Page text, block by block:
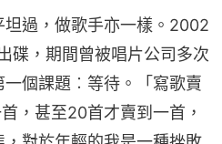
過，做歌手亦一樣。2002
碟，期間曾被唱片公司多次
個課題︰等待。「寫歌賣
，甚至20首才賣到一首，